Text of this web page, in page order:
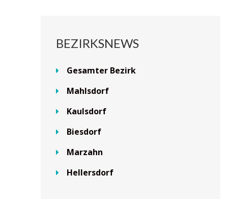
BEZIRKSNEWS
Gesamter Bezirk
Mahlsdorf
Kaulsdorf
Biesdorf
Marzahn
Hellersdorf